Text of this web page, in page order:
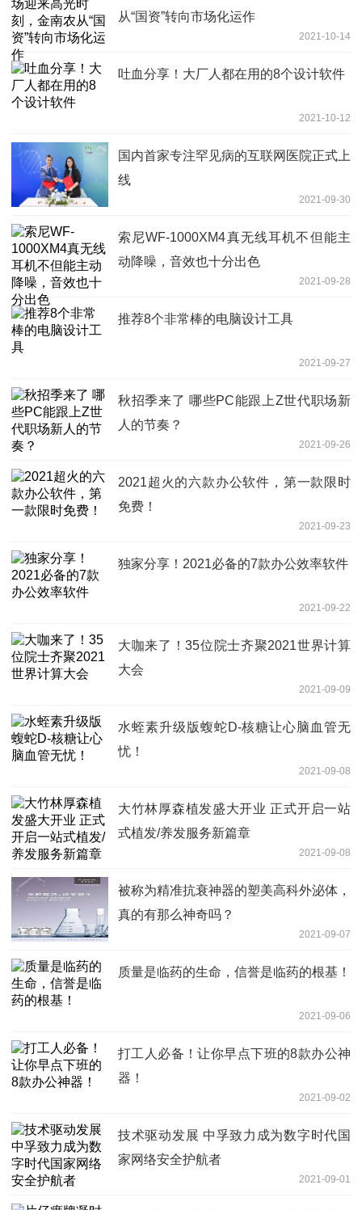
从“国资”转向市场化运作
2021-10-14
吐血分享！大厂人都在用的8个设计软件
2021-10-12
国内首家专注罕见病的互联网医院正式上
线
2021-09-30
索尼WF-1000XM4真无线耳机不但能主
动降噪，音效也十分出色
2021-09-28
推荐8个非常棒的电脑设计工具
2021-09-27
秋招季来了 哪些PC能跟上Z世代职场新
人的节奏？
2021-09-26
2021超火的六款办公软件，第一款限时
免费！
2021-09-23
独家分享！2021必备的7款办公效率软件
2021-09-22
大咖来了！35位院士齐聚2021世界计算
大会
2021-09-09
水蛭素升级版蝮蛇D-核糖让心脑血管无
忧！
2021-09-08
大竹林厚森植发盛大开业 正式开启一站
式植发/养发服务新篇章
2021-09-08
被称为精准抗衰神器的塑美高科外泌体，
真的有那么神奇吗？
2021-09-07
质量是临药的生命，信誉是临药的根基！
2021-09-06
打工人必备！让你早点下班的8款办公神
器！
2021-09-02
技术驱动发展 中孚致力成为数字时代国
家网络安全护航者
2021-09-01